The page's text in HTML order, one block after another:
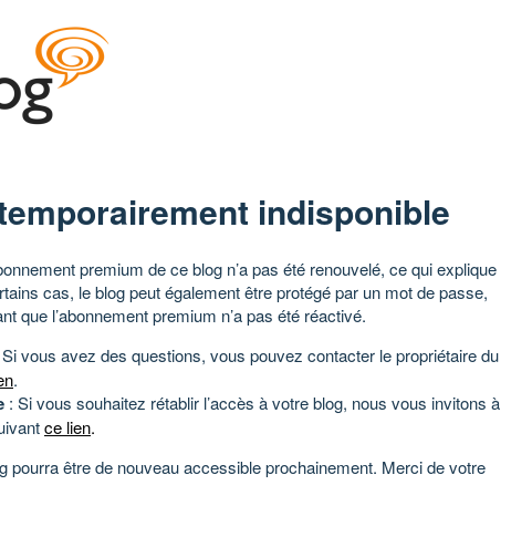
indisponible
premium de ce blog n’a pas été renouvelé, ce qui explique
cas, le blog peut également être protégé par un mot de passe,
que l’abonnement premium n’a pas été réactivé.
vous avez des questions, vous pouvez contacter le propriétaire du
.
: Si vous souhaitez rétablir l’accès à votre blog, nous vous invitons à
ce lien.
pourra être de nouveau accessible prochainement. Merci de votre